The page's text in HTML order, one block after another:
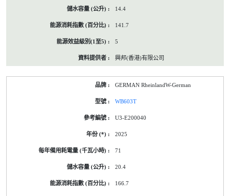
14.4
141.7
5
興邦(香港)有限公司
GERMAN RheinlandW-German
WB603T
U3-E200040
2025
71
20.4
166.7